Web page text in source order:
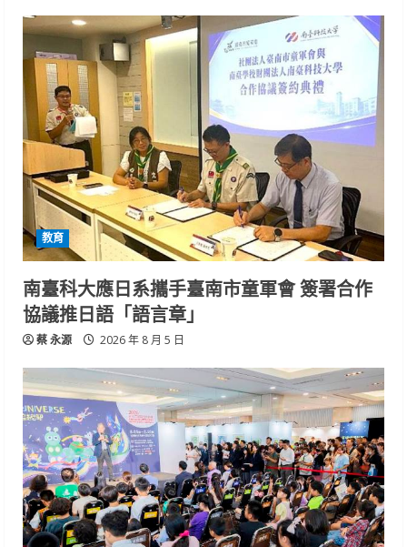
教育
南臺科大應日系攜手臺南市童軍會 簽署合作
協議推日語「語言章」
蔡 永源 2026 年 8 月 5 日